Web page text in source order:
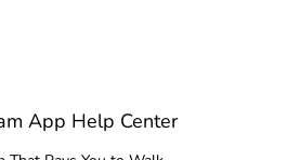
App Help Center